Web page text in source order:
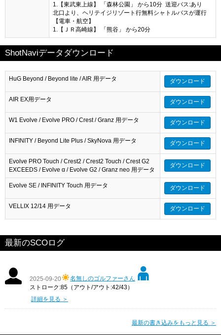
1.【東武東上線】 「森林公園」 から10分 送迎バス:あり
北口より、ヘリテイジリゾート行無料シャトルバスが運行
【電車・航空】
1.【ＪＲ高崎線】 「熊谷」 から20分
ShotNaviデータダウンロード
HuG Beyond / Beyond lite / AIR 用データ ダウンロード
AIR EX用データ ダウンロード
W1 Evolve / Evolve PRO / Crest / Granz 用データ ダウンロード
INFINITY / Beyond Lite Plus / SkyNova 用データ ダウンロード
Evolve PRO Touch / Crest2 / Crest2 Touch / Crest G2
EXCEEDS / Evolve α / Evolve G2 / Granz neo 用データ
ダウンロード
Evolve SE / INFINITY Touch 用データ ダウンロード
VELLIX 12/14 用データ ダウンロード
最新のSCOログ
2025-09-20
名無しのゴルファーさん
ストローク:85（アウト/アウト:42/43）
詳細を見る ＞
最新の書き込みをもっと見る ＞